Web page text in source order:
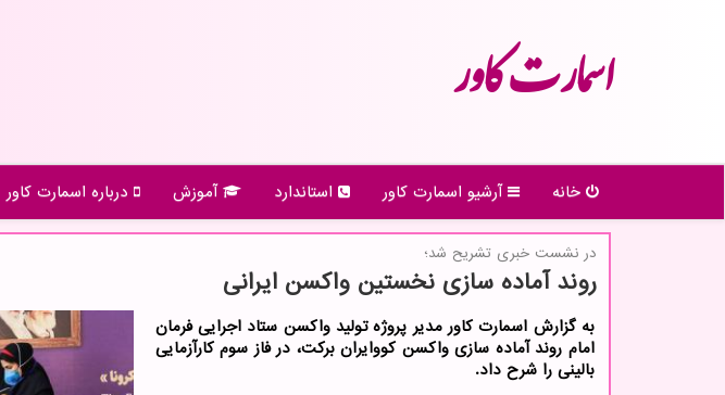
اسمارت كاور
خانه آرشیو اسمارت كاور استاندارد آموزش درباره اسمارت كاور
در نشست خبری تشریح شد؛
روند آماده سازی نخستین واكسن ایرانی
به گزارش اسمارت کاور مدیر پروژه تولید واکسن ستاد اجرایی فرمان
امام روند آماده سازی واکسن کووایران برکت، در فاز سوم کارآزمایی
بالینی را شرح داد.